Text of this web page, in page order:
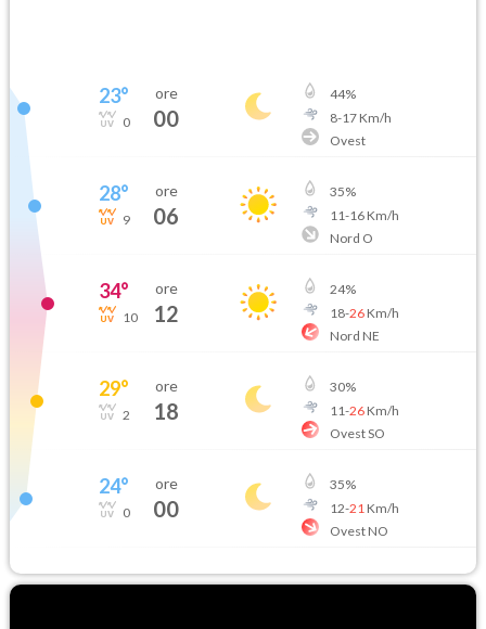
23°
0
ore
00
44%
8-17Km/h
Ovest
28°
9
ore
06
35%
11-16Km/h
Nord O
34°
10
ore
12
24%
18-26Km/h
Nord NE
29°
2
ore
18
30%
11-26Km/h
Ovest SO
24°
0
ore
00
35%
12-21 Km/h
Ovest NO